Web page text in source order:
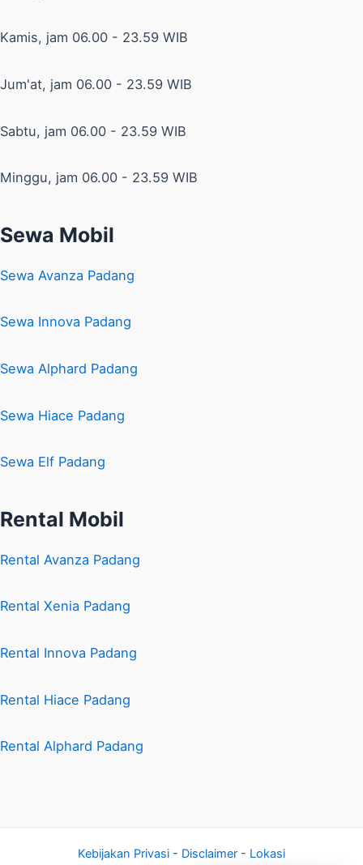
Kamis, jam 06.00 - 23.59 WIB
Jum'at, jam 06.00 - 23.59 WIB
Sabtu, jam 06.00 - 23.59 WIB
Minggu, jam 06.00 - 23.59 WIB
Sewa Mobil
Sewa Avanza Padang
Sewa Innova Padang
Sewa Alphard Padang
Sewa Hiace Padang
Sewa Elf Padang
Rental Mobil
Rental Avanza Padang
Rental Xenia Padang
Rental Innova Padang
Rental Hiace Padang
Rental Alphard Padang
Kebijakan Privasi - Disclaimer - Lokasi